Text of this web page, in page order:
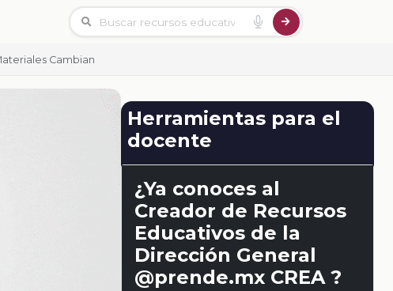
Cambian
Herramientas para el
docente
¿Ya conoces al
Creador de Recursos
Educativos de la
Dirección General
@prende.mx CREA ?